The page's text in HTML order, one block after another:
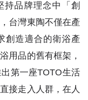
持品牌理念中「創
台灣東陶不僅在產
創造適合的衛浴產
用品的舊有框架，
第一座TOTO生活
接走入人群，在人